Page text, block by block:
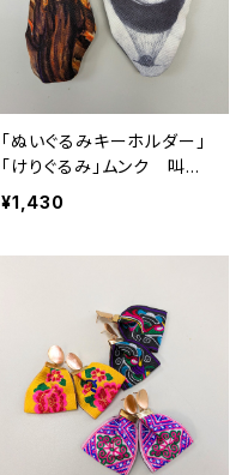
「ぬいぐるみキーホルダー」
「けりぐるみ」ムンク 叫
び オディロン・ルドン 起
源 眼 目玉 猫 犬 お
¥1,430